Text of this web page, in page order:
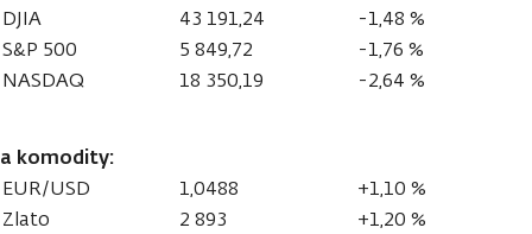
DJIA 43 191,24
-1,48 %
S&P 500
5 849,72
-1,76 %
NASDAQ
18 350,19 -2,64 %
a komodity:
EUR/USD 1,0488
+1,10 %
Zlato
2 893
+1,20 %